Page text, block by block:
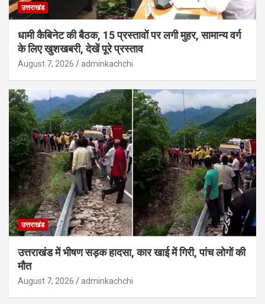
उत्तराखंड
धामी कैबिनेट की बैठक, 15 प्रस्तावों पर लगी मुहर, सामान्य वर्ग
के लिए खुशखबरी, देखें पूरे प्रस्ताव
August 7, 2026 adminkachchi
उत्तराखंड
उत्तराखंड में भीषण सड़क हादसा, कार खाई में गिरी, पांच लोगों की
मौत
August 7, 2026 adminkachchi